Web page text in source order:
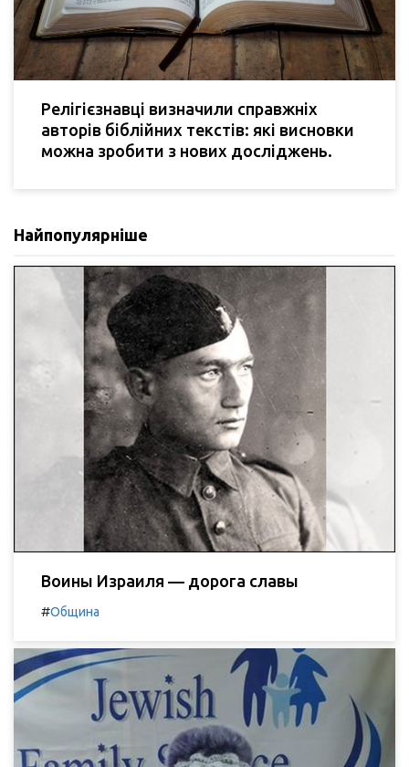
Релігієзнавці визначили справжніх
авторів біблійних текстів: які висновки
можна зробити з нових досліджень.
Найпопулярніше
Воины Израиля — дорога славы
#Община